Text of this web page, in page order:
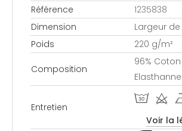
Référence
1235838
Dimension
Largeur de
Poids
220 g/m²
Composition
96% Coton
Elasthanne
Entretien
T d
Voir la